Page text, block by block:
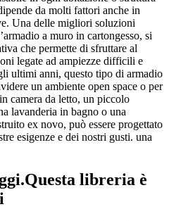
da molti fattori anche in
Una delle migliori soluzioni
a muro in cartongesso, si
che permette di sfruttare al
legate ad ampiezze difficili e
ultimi anni, questo tipo di armadio
un ambiente open space o per
camera da letto, un piccolo
lavanderia in bagno o una
ex novo, può essere progettato
esigenze e dei nostri gusti. una
libreria è